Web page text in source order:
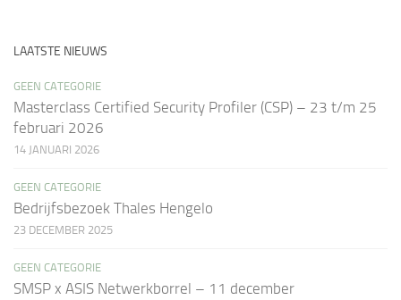
LAATSTE NIEUWS
GEEN CATEGORIE
Masterclass Certified Security Profiler (CSP) – 23 t/m 25
februari 2026
14 JANUARI 2026
GEEN CATEGORIE
Bedrijfsbezoek Thales Hengelo
23 DECEMBER 2025
GEEN CATEGORIE
SMSP x ASIS Netwerkborrel – 11 december